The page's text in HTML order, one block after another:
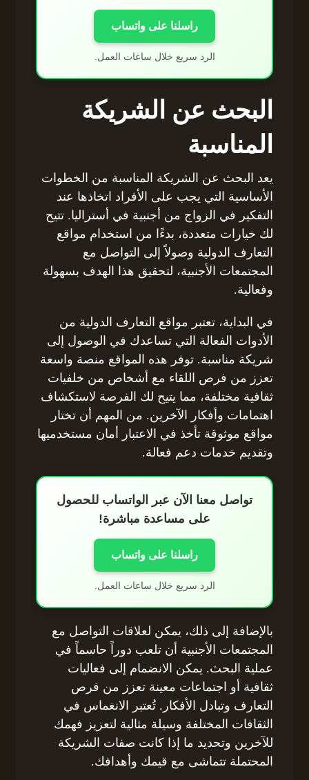
راسلنا على واتساب
الرد سريع خلال ساعات العمل.
البحث عن الشريكة
المناسبة
يعد البحث عن الشريكة المناسبة من الخطوات
الأساسية التي يجب على الأفراد اتخاذها عند
التفكير في الزواج من أجنبية في أستراليا. تتيح
لك خيارات متعددة، بدءًا من استخدام مواقع
التعارف الدولية وصولاً إلى التواصل مع
المجتمعات الأجنبية، لتحقيق هذا الهدف بسهولة
وفعالية.
في البداية، تعتبر مواقع التعارف الدولية من
الأدوات الفعالة التي تساعدك في الوصول إلى
شريكة مناسبة. توفر هذه المواقع منصة واسعة
تعزز من فرص اللقاء مع أشخاص من خلفيات
ثقافية مختلفة، مما يتيح لك الفرصة لاستكشاف
اهتمامات وأفكار الآخرين. من المهم أن تختار
مواقع موثوقة تأخذ في الاعتبار أمان مستخدميها
وتقديم خدمات دعم فعالة.
تواصل معنا الآن عبر الواتساب للحصول
على مساعدة مباشرة!
راسلنا على واتساب
الرد سريع خلال ساعات العمل.
بالإضافة إلى ذلك، يمكن لعلاقات التواصل مع
المجتمعات الأجنبية أن تلعب دوراً حاسماً في
عملية البحث. يمكن الانضمام إلى فعاليات
ثقافية أو اجتماعات معينة تعزز من فرص
التعارف وتبادل الأفكار. تُعتبر الانغماس في
الثقافات المختلفة وسيلة مثالية لتعزيز فهمك
للآخرين وتحديد ما إذا كانت صفات الشريكة
المحتملة تتماشى مع قيمك وأهدافك.